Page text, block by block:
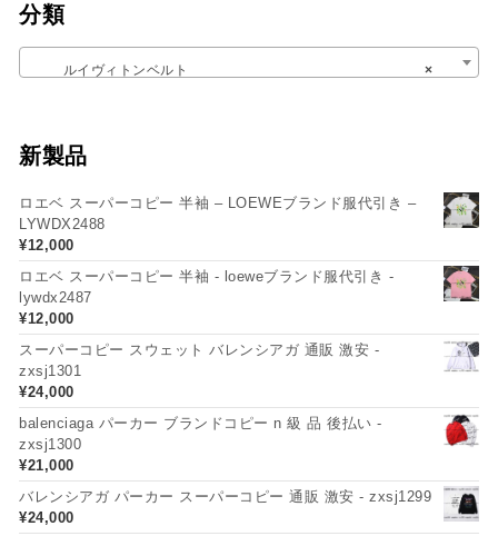
分類
×
ルイヴィトンベルト
新製品
ロエベ スーパーコピー 半袖 – LOEWEブランド服代引き –
LYWDX2488
¥12,000
ロエベ スーパーコピー 半袖 - loeweブランド服代引き -
lywdx2487
¥12,000
スーパーコピー スウェット バレンシアガ 通販 激安 -
zxsj1301
¥24,000
balenciaga パーカー ブランドコピー n 級 品 後払い -
zxsj1300
¥21,000
バレンシアガ パーカー スーパーコピー 通販 激安 - zxsj1299
¥24,000